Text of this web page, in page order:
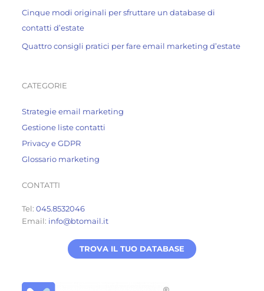
Cinque modi originali per sfruttare un database di
contatti d’estate
Quattro consigli pratici per fare email marketing d’estate
CATEGORIE
Strategie email marketing
Gestione liste contatti
Privacy e GDPR
Glossario marketing
CONTATTI
Tel: 045.8532046
Email: info@btomail.it
TROVA IL TUO DATABASE